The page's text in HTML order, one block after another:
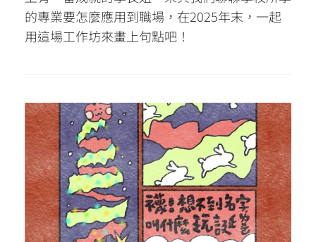
的專業要怎麼應用到職場，在2025年末，一起
用這場工作坊來畫上句點吧！